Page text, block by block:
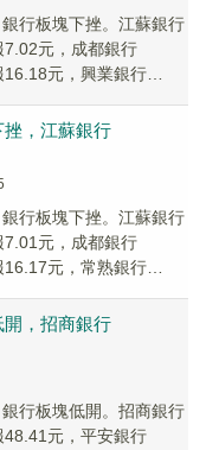
行板塊下挫。江蘇銀行
元，成都銀行
元，興業銀行
挫，江蘇銀行
行板塊下挫。江蘇銀行
元，成都銀行
元，常熟銀行
開，招商銀行
行板塊低開。招商銀行
元，平安銀行